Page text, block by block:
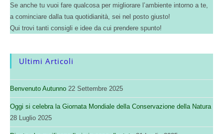
Se anche tu vuoi fare qualcosa per migliorare l’ambiente intorno a te,
a cominciare dalla tua quotidianità, sei nel posto giusto!
Qui trovi tanti consigli e idee da cui prendere spunto!
Ultimi Articoli
Benvenuto Autunno 22 Settembre 2025
Oggi si celebra la Giornata Mondiale della Conservazione della Natura
28 Luglio 2025